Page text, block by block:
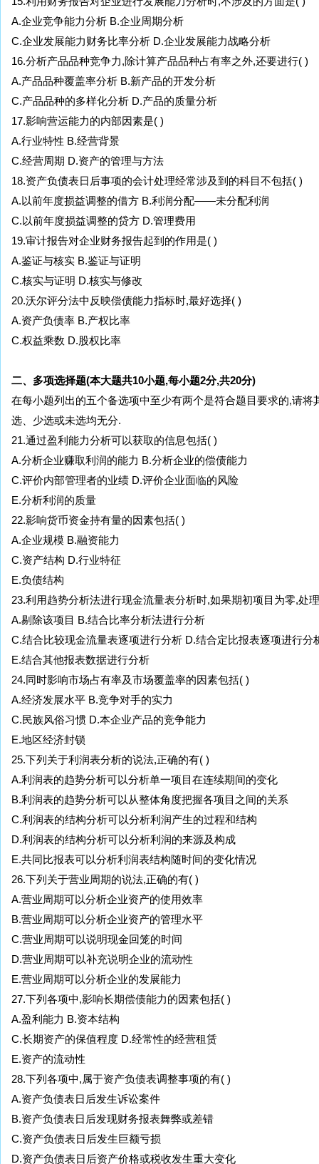
A.企业竞争能力分析 B.企业周期分析
C.企业发展能力财务比率分析 D.企业发展能力战略分析
16.分析产品品种竞争力,除计算产品品种占有率之外,还要进行( )
A.产品品种覆盖率分析 B.新产品的开发分析
C.产品品种的多样化分析 D.产品的质量分析
17.影响营运能力的内部因素是( )
A.行业特性 B.经营背景
C.经营周期 D.资产的管理与方法
18.资产负债表日后事项的会计处理经常涉及到的科目不包括( )
A.以前年度损益调整的借方 B.利润分配——未分配利润
C.以前年度损益调整的贷方 D.管理费用
19.审计报告对企业财务报告起到的作用是( )
A.鉴证与核实 B.鉴证与证明
C.核实与证明 D.核实与修改
20.沃尔评分法中反映偿债能力指标时,最好选择( )
A.资产负债率 B.产权比率
C.权益乘数 D.股权比率
二、多项选择题(本大题共10小题,每小题2分,共20分)
在每小题列出的五个备选项中至少有两个是符合题目要求的,请
选、少选或未选均无分.
21.通过盈利能力分析可以获取的信息包括( )
A.分析企业赚取利润的能力 B.分析企业的偿债能力
C.评价内部管理者的业绩 D.评价企业面临的风险
E.分析利润的质量
22.影响货币资金持有量的因素包括( )
A.企业规模 B.融资能力
C.资产结构 D.行业特征
E.负债结构
23.利用趋势分析法进行现金流量表分析时,如果期初项目为零,处
A.剔除该项目 B.结合比率分析法进行分析
C.结合比较现金流量表逐项进行分析 D.结合定比报表逐项进行分
E.结合其他报表数据进行分析
24.同时影响市场占有率及市场覆盖率的因素包括( )
A.经济发展水平 B.竞争对手的实力
C.民族风俗习惯 D.本企业产品的竞争能力
E.地区经济封锁
25.下列关于利润表分析的说法,正确的有( )
A.利润表的趋势分析可以分析单一项目在连续期间的变化
B.利润表的趋势分析可以从整体角度把握各项目之间的关系
C.利润表的结构分析可以分析利润产生的过程和结构
D.利润表的结构分析可以分析利润的来源及构成
E.共同比报表可以分析利润表结构随时间的变化情况
26.下列关于营业周期的说法,正确的有( )
A.营业周期可以分析企业资产的使用效率
B.营业周期可以分析企业资产的管理水平
C.营业周期可以说明现金回笼的时间
D.营业周期可以补充说明企业的流动性
E.营业周期可以分析企业的发展能力
27.下列各项中,影响长期偿债能力的因素包括( )
A.盈利能力 B.资本结构
C.长期资产的保值程度 D.经常性的经营租赁
E.资产的流动性
28.下列各项中,属于资产负债表调整事项的有( )
A.资产负债表日后发生诉讼案件
B.资产负债表日后发现财务报表舞弊或差错
C.资产负债表日后发生巨额亏损
D.资产负债表日后资产价格或税收发生重大变化